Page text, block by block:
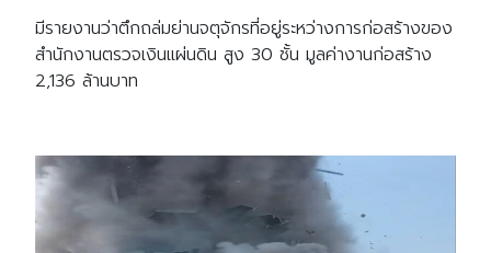
มีรายงานว่าตึกถล่มย่านจตุจักรที่อยู่ระหว่างการก่อสร้างของ
สำนักงานตรวจเงินแผ่นดิน สูง 30 ชั้น มูลค่างานก่อสร้าง
2,136 ล้านบาท